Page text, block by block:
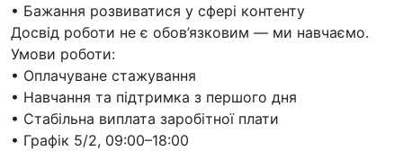
• Бажання розвиватися у сфері контенту
Досвід роботи не є обов’язковим — ми навчаємо.
Умови роботи:
• Оплачуване стажування
• Навчання та підтримка з першого дня
• Стабільна виплата заробітної плати
• Графік 5/2, 09:00–18:00